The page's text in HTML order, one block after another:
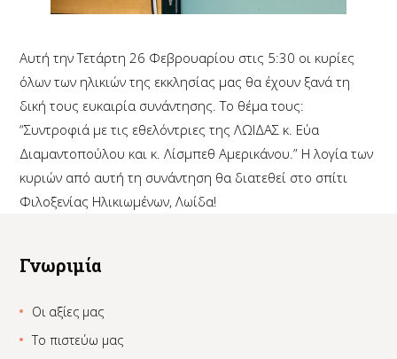
Αυτή την Τετάρτη 26 Φεβρουαρίου στις 5:30 οι κυρίες
όλων των ηλικιών της εκκλησίας μας θα έχουν ξανά τη
δική τους ευκαιρία συνάντησης. Το θέμα τους:
“Συντροφιά με τις εθελόντριες της ΛΩΙΔΑΣ κ. Εύα
Διαμαντοπούλου και κ. Λίσμπεθ Αμερικάνου.” H λογία των
κυριών από αυτή τη συνάντηση θα διατεθεί στο σπίτι
Φιλοξενίας Ηλικιωμένων, Λωίδα!
Γνωριμία
Οι αξίες μας
Το πιστεύω μας